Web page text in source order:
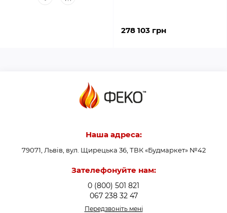
278 103 грн
Наша адреса:
79071, Львів, вул. Щирецька 36, ТВК «Будмаркет» №42
Зателефонуйте нам:
0 (800) 501 821
067 238 32 47
Передзвоніть мені